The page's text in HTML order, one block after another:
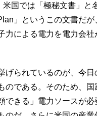
国では「極秘文書」と
」というこの文書だ
力による電力を電力会
られているのが、今日
のである。そのため、
できる」電力ソースが